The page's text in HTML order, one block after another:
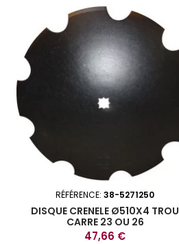
RÉFÉRENCE: 38-5271250
DISQUE CRENELE Ø510X4 TROU
CARRE 23 OU 26
Prix
47,66 €